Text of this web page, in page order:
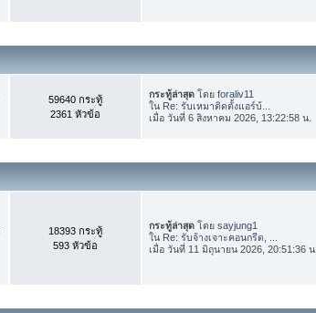
59640 กระทู้
2361 หัวข้อ
กระทู้ล่าสุด โดยforaliv11
ใน Re: รับเหมาติดตั้งแอร์บ้...
เมื่อ วันที่ 6 สิงหาคม 2026, 13:22:58 น.
18393 กระทู้
593 หัวข้อ
กระทู้ล่าสุด โดยsayjung1
ใน Re: รับจ้างเจาะคอนกรีต, ...
เมื่อ วันที่ 11 มิถุนายน 2026, 20:51:36 น.